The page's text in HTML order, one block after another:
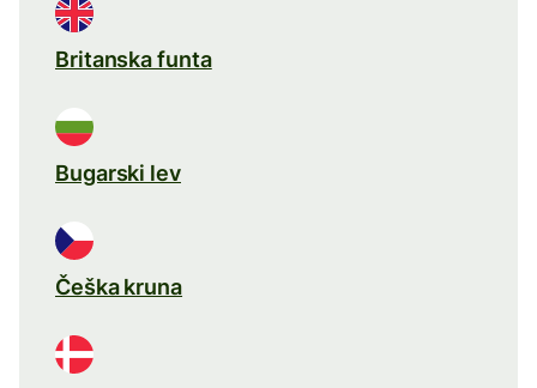
Britanska funta
Bugarski lev
Češka kruna